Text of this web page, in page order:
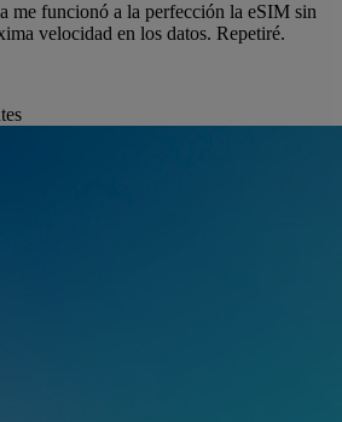
me funcionó a la perfección la eSIM sin
velocidad en los datos. Repetiré.